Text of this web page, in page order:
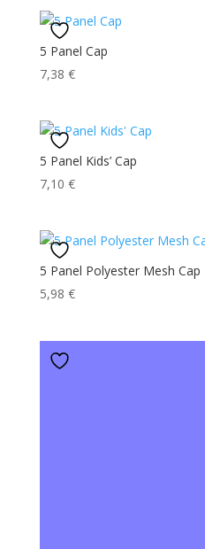
5 Panel Cap
7,38 €
5 Panel Kids’ Cap
7,10 €
5 Panel Polyester Mesh Cap
5,98 €